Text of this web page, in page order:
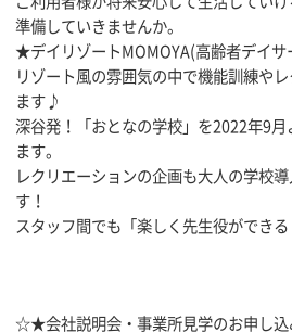
準備していきませんか。
★デイリゾートMOMOYA(高齢者デイサ
リゾート風の雰囲気の中で機能訓練や
ます♪
深谷発！「おとなの学校」を2022年9
ます。
レクリエーションの企画も大人の学校
す！
スタッフ間でも「楽しく先生役ができる
☆★会社説明会・事業所見学のお申し込